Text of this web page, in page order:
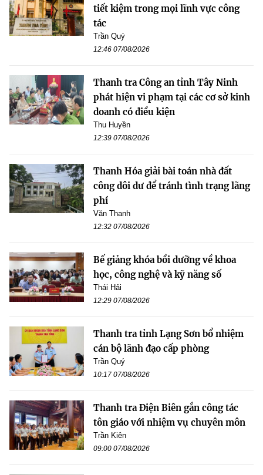
tiết kiệm trong mọi lĩnh vực công
tác
Trần Quý
12:46 07/08/2026
Thanh tra Công an tỉnh Tây Ninh
phát hiện vi phạm tại các cơ sở kinh
doanh có điều kiện
Thu Huyền
12:39 07/08/2026
Thanh Hóa giải bài toán nhà đất
công dôi dư để tránh tình trạng lãng
phí
Văn Thanh
12:32 07/08/2026
Bế giảng khóa bồi dưỡng về khoa
học, công nghệ và kỹ năng số
Thái Hải
12:29 07/08/2026
Thanh tra tỉnh Lạng Sơn bổ nhiệm
cán bộ lãnh đạo cấp phòng
Trần Quý
10:17 07/08/2026
Thanh tra Điện Biên gắn công tác
tôn giáo với nhiệm vụ chuyên môn
Trần Kiên
09:00 07/08/2026